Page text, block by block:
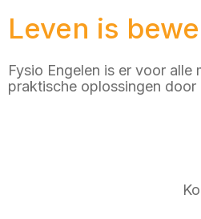
Leven is
Fysio Engelen is er voor
praktische oplossingen